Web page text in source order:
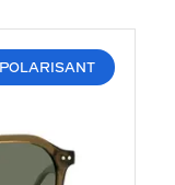
POLARISANT